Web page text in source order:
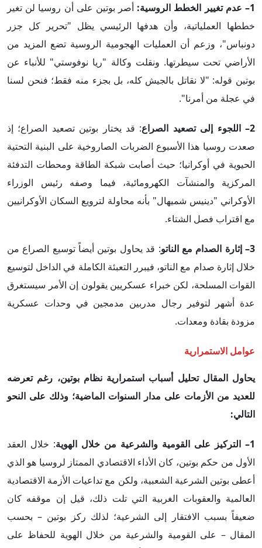
1– عدم تغيير الخطط الروسية:
أصر بوتين على أن روسيا لن تغير
خططها العملياتية، وأن هدفها الرئيسي يظل "تحرير كل جزر
دونباس"، وزعم أن العمليات الهجومية الروسية تضع المزيد من
الأراضي تحت سيطرتها. ونقلت وكالة "ريا نوفوستي" للأنباء عن
بوتين قوله: "لا نقاتل بالجيش كله، بل بجزء منه فقط؛ فنحن لسنا
في عجلة من أمرنا".
2– اللجوء إلى تصعيد الصراع
: قد يختار بوتين تصعيد الصراع؛ إذ
صعدت روسيا هذا الأسبوع الضربات الصاروخية على البنية التحتية
الحيوية في أوكرانيا؛ حيث أصابت شبكة الطاقة ومحطات التدفئة
المركزية والمنشآت الكهرومائية، فيما وصفه رئيس الوزراء
الأوكراني "دينيس شميهال" بأنه محاولة لترويع السكان الأوكرانيين
مع اقتراب فصل الشتاء.
3– إثارة الصدام مع الناتو
: قد يحاول بوتين أيضاً توسيع الصراع من
خلال إثارة صدام مع الناتو، فيبرر التعبئة الكاملة في الداخل لتوسيع
القوات المسلحة، لكن خبراء عسكريين يقولون إن الأمر سيستغرق
عدة أشهر لتوفير رجال مدربين مدمجين في وحدات عسكرية
مزودة بقادة ومعدات.
عوامل الاستمرارية
يحاول المقال تحليل أسباب استمرارية نظام بوتين، رغم تعرضه
للعديد من الأزمات على مدار السنوات الماضية؛ وذلك على النحو
التالي:
1– التركيز على القومية والشرعية من خلال الهوية
: خلال العقد
الأول من حكم بوتين، كان الأداء الاقتصادي الممتاز لروسيا هو الذي
أعطى بوتين الشرعية الشعبية، ولكن مع تداعيات الأزمة الاقتصادية
العالمية والعقوبات الغربية التي تلت ذلك، قيل إن موقفه كان
ضعيفاً بسبب الافتقار إلى الشرعية؛ لذلك ركز بوتين – بحسب
المقال – على القومية والشرعية من خلال الهوية للحفاظ على